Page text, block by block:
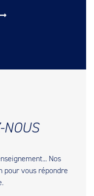
NOUS
Nos
pour vous répondre